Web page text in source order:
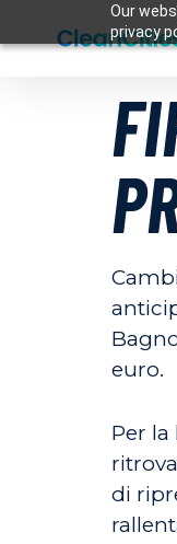
Our
privacy
euro.
Per
di